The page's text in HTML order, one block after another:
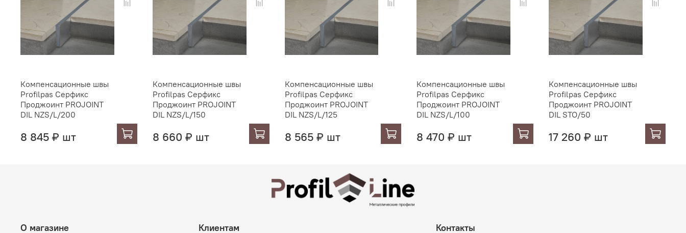
Компенсационные швы
Profilpas Серфикс
Проджоинт PROJOINT
DIL NZS/L/200
8 845 ₽ шт
Компенсационные швы
Profilpas Серфикс
Проджоинт PROJOINT
DIL NZS/L/150
8 660 ₽ шт
Компенсационные швы
Profilpas Серфикс
Проджоинт PROJOINT
DIL NZS/L/125
8 565 ₽ шт
Компенсационные швы
Profilpas Серфикс
Проджоинт PROJOINT
DIL NZS/L/100
8 470 ₽ шт
Компенсационные швы
Profilpas Серфикс
Проджоинт PROJOINT
DIL STO/50
17 260 ₽ шт
О магазине Клиентам Контакты